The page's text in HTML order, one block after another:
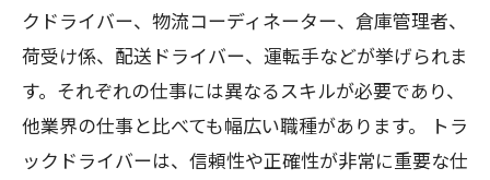
クドライバー、物流コーディネーター、倉庫管理者、
荷受け係、配送ドライバー、運転手などが挙げられま
す。それぞれの仕事には異なるスキルが必要であり、
他業界の仕事と比べても幅広い職種があります。 トラ
ックドライバーは、信頼性や正確性が非常に重要な仕